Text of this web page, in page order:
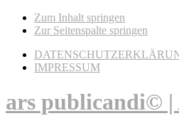
Zum Inhalt springen
Zur Seitenspalte springen
IMPRESSUM
ars publicandi©